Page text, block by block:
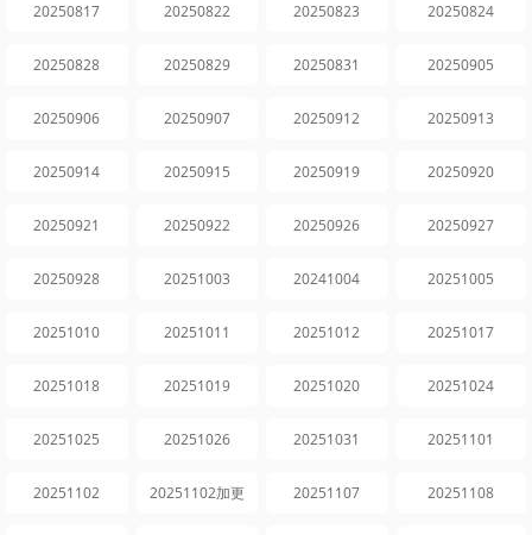
20250817 20250822 20250823 20250824
20250828 20250829 20250831 20250905
20250906 20250907 20250912 20250913
20250914 20250915 20250919 20250920
20250921 20250922 20250926 20250927
20250928 20251003 20241004 20251005
20251010 20251011 20251012 20251017
20251018 20251019 20251020 20251024
20251025 20251026 20251031 20251101
20251102 20251102加更 20251107 20251108